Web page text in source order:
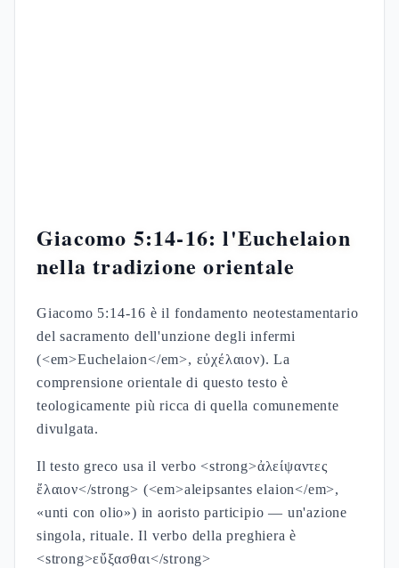
Giacomo 5:14-16: l'Euchelaion
nella tradizione orientale
Giacomo 5:14-16 è il fondamento neotestamentario
del sacramento dell'unzione degli infermi
(<em>Euchelaion</em>, εὐχέλαιον). La
comprensione orientale di questo testo è
teologicamente più ricca di quella comunemente
divulgata.
Il testo greco usa il verbo <strong>ἀλείψαντες
ἔλαιον</strong> (<em>aleipsantes elaion</em>,
«unti con olio») in aoristo participio — un'azione
singola, rituale. Il verbo della preghiera è
<strong>εὔξασθαι</strong>